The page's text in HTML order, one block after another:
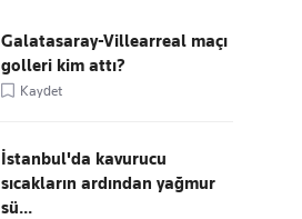
Galatasaray-Villearreal maçı
golleri kim attı?
Kaydet
İstanbul'da kavurucu
sıcakların ardından yağmur
sü...